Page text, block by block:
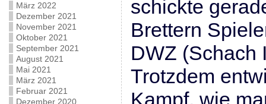
März 2022
Dezember 2021
November 2021
Oktober 2021
September 2021
August 2021
Mai 2021
März 2021
Februar 2021
Dezember 2020
schickte
Brettern
DWZ (Schach
Trotzdem
Kampf, wie